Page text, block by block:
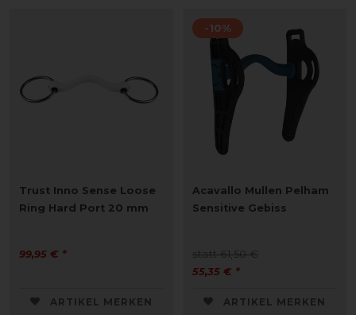
Trust Inno Sense Loose
Ring Hard Port 20 mm
99,95 € *
ARTIKEL MERKEN
-10%
Acavallo Mullen Pelham
Sensitive Gebiss
statt 61,50 €
55,35 € *
ARTIKEL MERKEN